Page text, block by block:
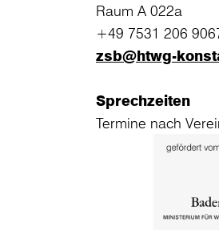
Raum A 022a
+49 7531 206
zsb@htwg-
Sprechzeiten
Termine nach